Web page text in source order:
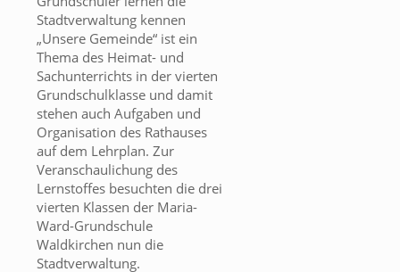
Stadtverwaltung kennen
„Unsere Gemeinde“ ist ein
Thema des Heimat- und
Sachunterrichts in der vierten
Grundschulklasse und damit
stehen auch Aufgaben und
Organisation des Rathauses
auf dem Lehrplan. Zur
Veranschaulichung des
Lernstoffes besuchten die drei
vierten Klassen der Maria-
Ward-Grundschule
Waldkirchen nun die
Stadtverwaltung.